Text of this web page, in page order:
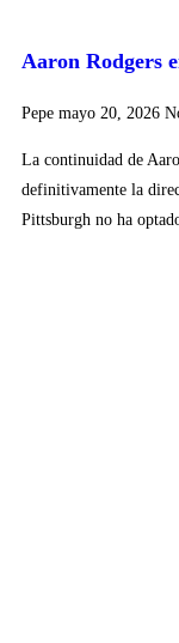
Aaron Rodgers
Pepe mayo 20, 2026
La continuidad de
definitivamente la
Pittsburgh no ha